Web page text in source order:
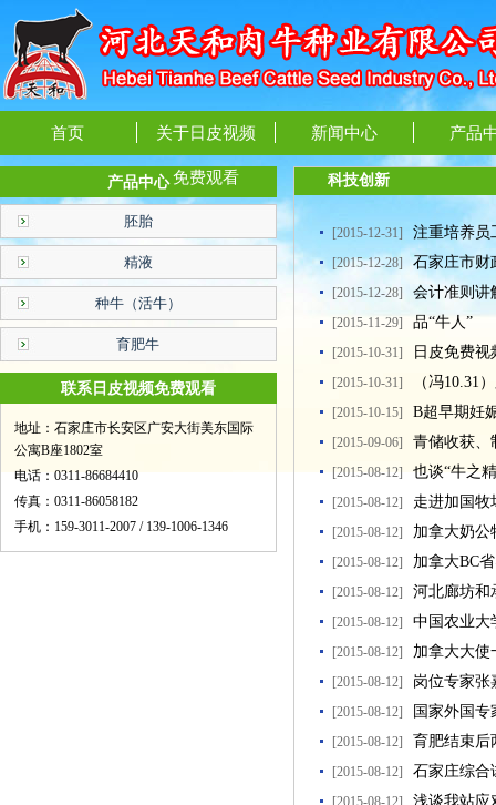
首页 关于日皮视频
免费观看
新闻中心 产品
产品中心
胚胎
精液
种牛（活牛）
育肥牛
联系日皮视频免费观看
地址：石家庄市长安区广安大街美东国际
公寓B座1802室
电话：0311-86684410
传真：0311-86058182
手机：159-3011-2007 / 139-1006-1346
科技创新
[2015-12-31] 注重培养员
[2015-12-28]石家庄市财
法》的通知
[2015-12-28] 会计准则讲
[2015-11-29] 品“牛人”
[2015-10-31] 日皮免费
[2015-10-31] （冯10.31
[2015-10-15] B超早期妊
[2015-09-06] 青储收获
[2015-08-12] 也谈“牛之
[2015-08-12] 走进加国牧
[2015-08-12] 加拿大奶公
[2015-08-12] 加拿大BC
[2015-08-12] 河北廊坊和
[2015-08-12] 中国农业大
[2015-08-12] 加拿大大使
[2015-08-12] 岗位专家张
[2015-08-12] 国家外国
[2015-08-12] 育肥结束后
[2015-08-12] 石家庄综合
[2015-08-12] 浅谈我站应